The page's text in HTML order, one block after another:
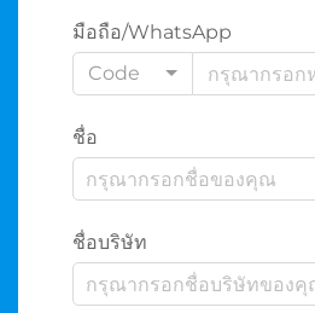
มือถือ/WhatsApp
Code
ชื่อ
ชื่อบริษัท